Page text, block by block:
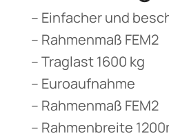
– Einfacher und
– Rahmenmaß FEM2
– Traglast 1600 kg
– Euroaufnahme
– Rahmenmaß FEM2
– Rahmenbreite